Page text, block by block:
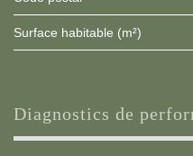
Surface habitable (m²)
diagnostics de